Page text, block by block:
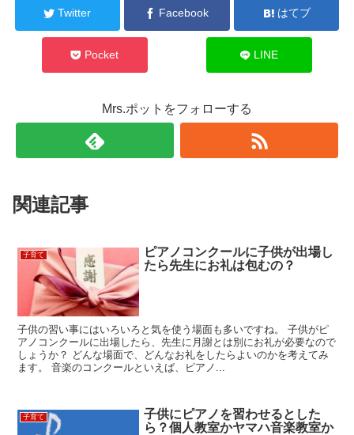
Twitter Facebook はてブ
Pocket LINE
Mrs.ポットをフォローする
関連記事
子育て
ピアノコンクールに子供が出場し
たら先生にお礼は包むの？
子供の習い事にはいろいろと気を使う場面も多いですね。 子供がピ
アノコンクールに出場したら、先生に月謝とは別にお礼が必要なので
しょうか？ どんな場面で、どんなお礼をしたらよいのかを考えてみ
ます。 音楽のコンクールといえば、ピアノ...
子育て
子供にピアノを習わせるとした
ら？個人教室かヤマハ音楽教室か